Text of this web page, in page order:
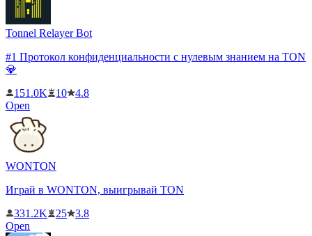
Tonnel Relayer Bot
#1 Протокол конфиденциальности с нулевым знанием на TON
💎
151.0K
10
4.8
Open
WONTON
Играй в WONTON, выигрывай TON
331.2K
25
3.8
Open